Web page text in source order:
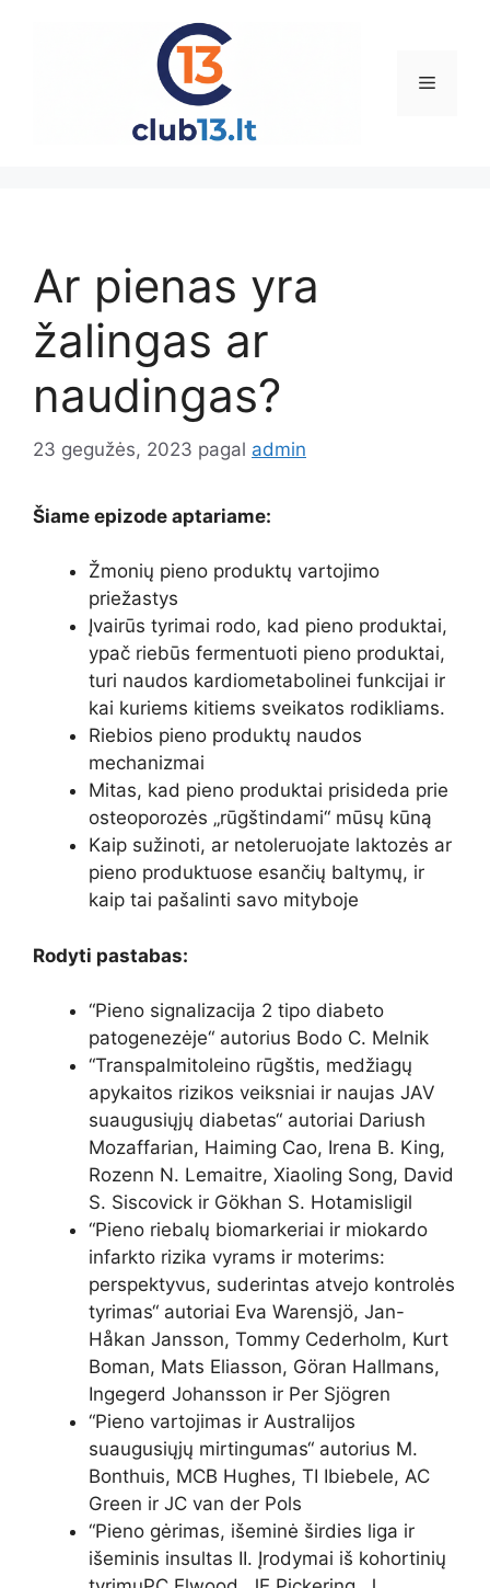
Meniu
Ar pienas yra
žalingas ar
naudingas?
23 gegužės, 2023 pagal admin
Šiame epizode aptariame:
Žmonių pieno produktų vartojimo
priežastys
Įvairūs tyrimai rodo, kad pieno produktai,
ypač riebūs fermentuoti pieno produktai,
turi naudos kardiometabolinei funkcijai ir
kai kuriems kitiems sveikatos rodikliams.
Riebios pieno produktų naudos
mechanizmai
Mitas, kad pieno produktai prisideda prie
osteoporozės „rūgštindami“ mūsų kūną
Kaip sužinoti, ar netoleruojate laktozės ar
pieno produktuose esančių baltymų, ir
kaip tai pašalinti savo mityboje
Rodyti pastabas:
“Pieno signalizacija 2 tipo diabeto
patogenezėje“ autorius Bodo C. Melnik
“Transpalmitoleino rūgštis, medžiagų
apykaitos rizikos veiksniai ir naujas JAV
suaugusiųjų diabetas“ autoriai Dariush
Mozaffarian, Haiming Cao, Irena B. King,
Rozenn N. Lemaitre, Xiaoling Song, David
S. Siscovick ir Gökhan S. Hotamisligil
“Pieno riebalų biomarkeriai ir miokardo
infarkto rizika vyrams ir moterims:
perspektyvus, suderintas atvejo kontrolės
tyrimas“ autoriai Eva Warensjö, Jan-
Håkan Jansson, Tommy Cederholm, Kurt
Boman, Mats Eliasson, Göran Hallmans,
Ingegerd Johansson ir Per Sjögren
“Pieno vartojimas ir Australijos
suaugusiųjų mirtingumas“ autorius M.
Bonthuis, MCB Hughes, TI Ibiebele, AC
Green ir JC van der Pols
“Pieno gėrimas, išeminė širdies liga ir
išeminis insultas II. Įrodymai iš kohortinių